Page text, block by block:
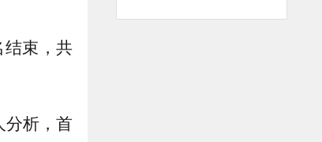
束，共
分析，首